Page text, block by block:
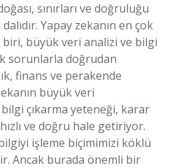
sınırları ve doğruluğu
Yapay zekanın en çok
biri, büyük veri analizi ve bilgi
sorunlarla doğrudan
finans ve perakende
büyük veri
çıkarma yeteneği, karar
ve doğru hale getiriyor.
işleme biçimimizi köklü
Ancak burada önemli bir